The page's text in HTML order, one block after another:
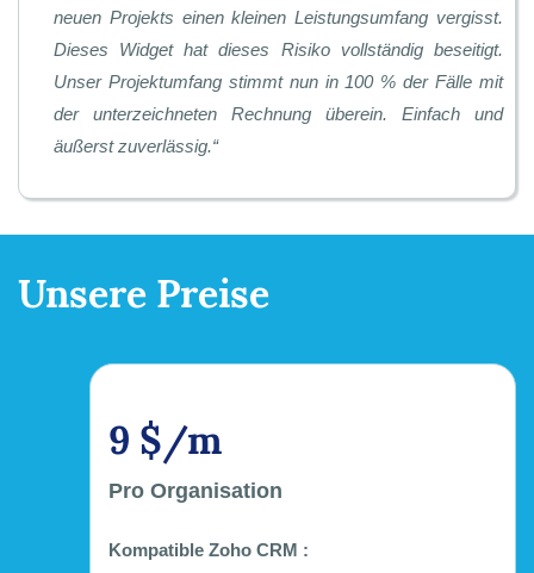
neuen Projekts einen kleinen Leistungsumfang vergisst.
Dieses Widget hat dieses Risiko vollständig beseitigt.
Unser Projektumfang stimmt nun in 100 % der Fälle mit
der unterzeichneten Rechnung überein. Einfach und
äußerst zuverlässig.“
Unsere Preise
9 $/m
Pro Organisation
Kompatible Zoho CRM :